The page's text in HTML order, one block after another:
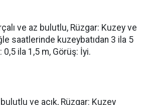
ve az bulutlu, Rüzgar: Kuzey ve
saatlerinde kuzeybatıdan 3 ila 5
ila 1,5 m, Görüş: İyi.
ve açık, Rüzgar: Kuzey